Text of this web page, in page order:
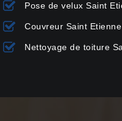
Pose de velux Saint
Couvreur Saint
Nettoyage de toiture